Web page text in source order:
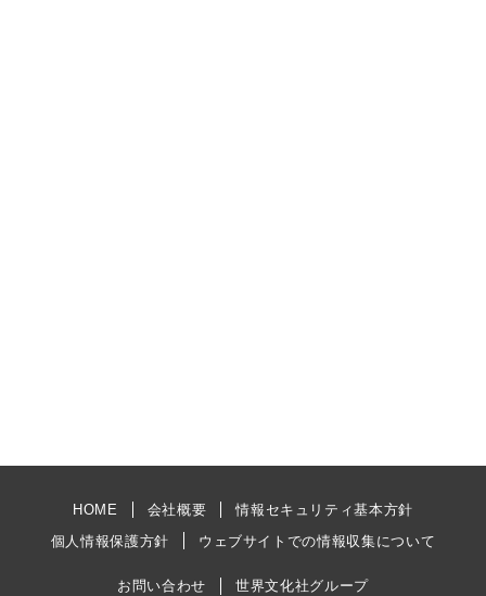
HOME 会社概要
情報セキュリティ基本方針
個人情報保護方針
ウェブサイトでの情報収集について
お問い合わせ 世界文化社グループ